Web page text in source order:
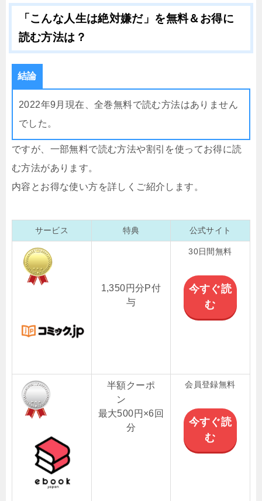
「こんな人生は絶対嫌だ」を無料＆お得に
読む方法は？
結論
2022年9月現在、全巻無料で読む方法はありません
でした。
ですが、一部無料で読む方法や割引を使ってお得に読
む方法があります。
内容とお得な使い方を詳しくご紹介します。
サービス 特典 公式サイト
1,350円分P付
与
30日間無料
今すぐ読
む
半額クーポ
ン
最大500円×6回
分
会員登録無料
今すぐ読
む